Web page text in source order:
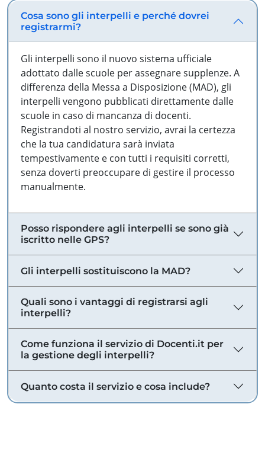
Cosa sono gli interpelli e perché dovrei
registrarmi?
Gli interpelli sono il nuovo sistema ufficiale
adottato dalle scuole per assegnare supplenze. A
differenza della Messa a Disposizione (MAD), gli
interpelli vengono pubblicati direttamente dalle
scuole in caso di mancanza di docenti.
Registrandoti al nostro servizio, avrai la certezza
che la tua candidatura sarà inviata
tempestivamente e con tutti i requisiti corretti,
senza doverti preoccupare di gestire il processo
manualmente.
Posso rispondere agli interpelli se sono già
iscritto nelle GPS?
Gli interpelli sostituiscono la MAD?
Quali sono i vantaggi di registrarsi agli
interpelli?
Come funziona il servizio di Docenti.it per
la gestione degli interpelli?
Quanto costa il servizio e cosa include?